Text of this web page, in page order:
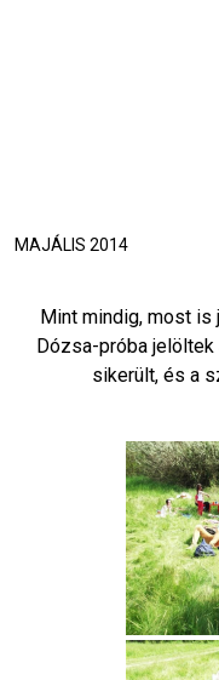
MAJÁLIS 2014
Mint mindig, most is
Dózsa-próba
sikerült, és a